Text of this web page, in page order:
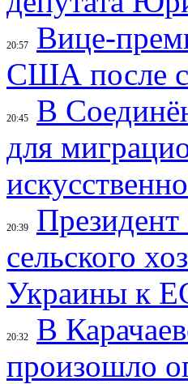
20:57
Вице-
США после
20:45
В
для
20:39
сельского
Украины к
20:32
В
произошло